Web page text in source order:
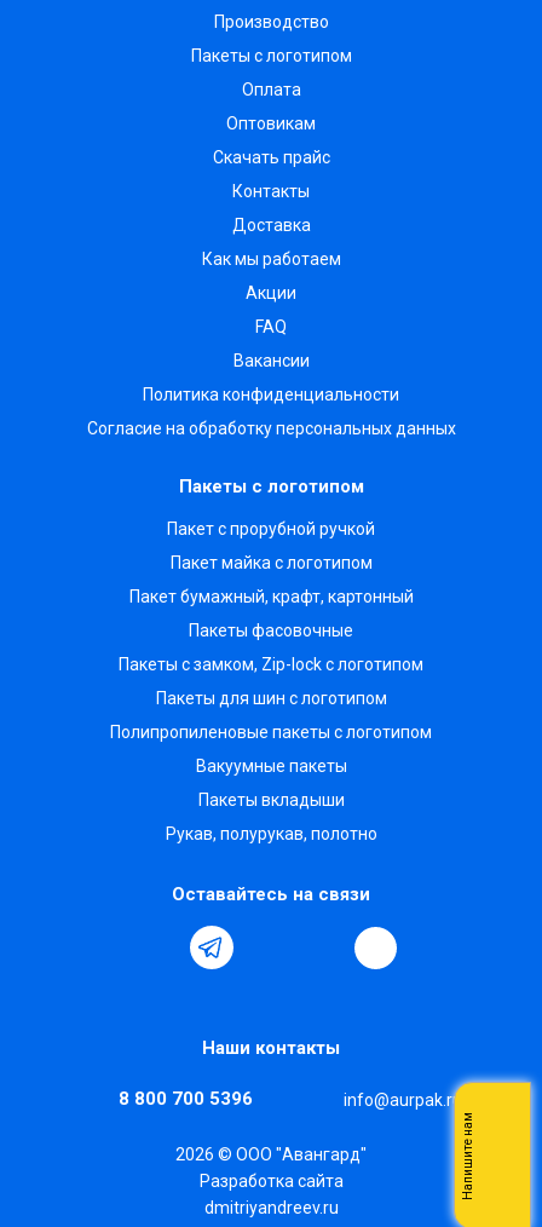
Производство
Пакеты с логотипом
Оплата
Оптовикам
Скачать прайс
Контакты
Доставка
Как мы работаем
Акции
FAQ
Вакансии
Политика конфиденциальности
Согласие на обработку персональных данных
Пакеты с логотипом
Пакет с прорубной ручкой
Пакет майка с логотипом
Пакет бумажный, крафт, картонный
Пакеты фасовочные
Пакеты с замком, Zip-lock с логотипом
Пакеты для шин с логотипом
Полипропиленовые пакеты с логотипом
Вакуумные пакеты
Пакеты вкладыши
Рукав, полурукав, полотно
Оставайтесь на связи
Наши контакты
8 800 700 5396 info@aurpak.ru
2026 © ООО "Авангард"
Разработка сайта
dmitriyandreev.ru
Напишите нам